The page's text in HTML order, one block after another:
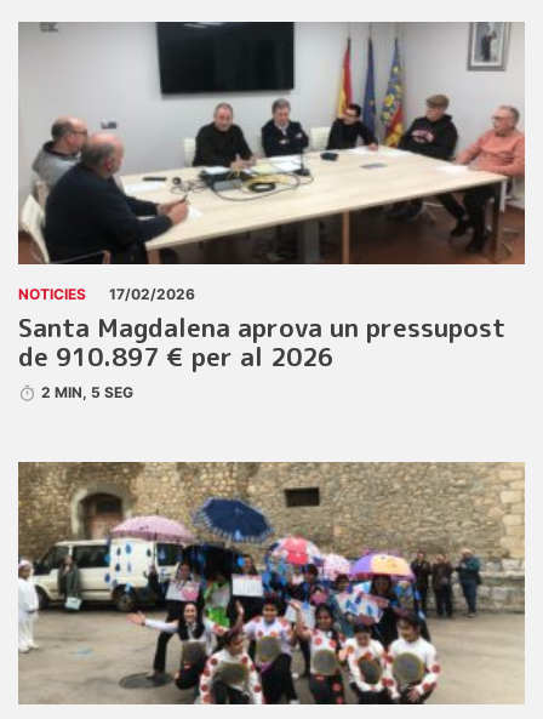
NOTICIES 17/02/2026
Santa Magdalena aprova un pressupost
de 910.897 € per al 2026
2 MIN, 5 SEG